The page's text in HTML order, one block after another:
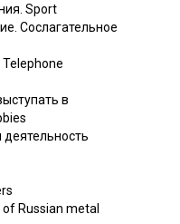
Sport
Сослагательное
в
Russian metal